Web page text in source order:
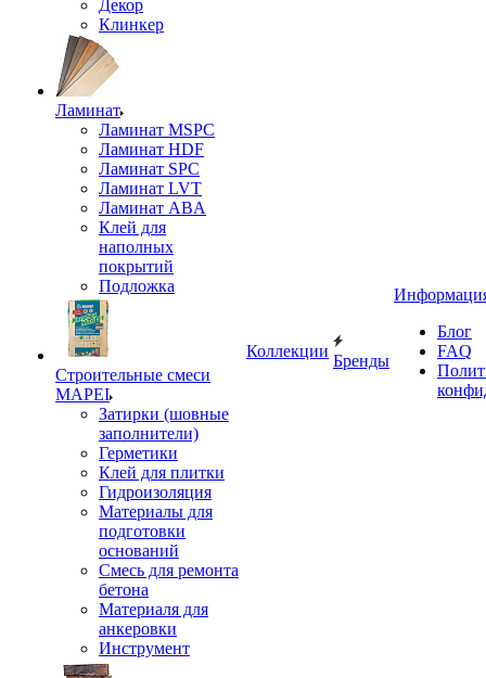
Декор
Клинкер
Ламинат
Ламинат MSPC
Ламинат HDF
Ламинат SPC
Ламинат LVT
Ламинат ABA
Клей для
наполных
покрытий
Подложка
Строительные смеси
MAPEI
Затирки (шовные
заполнители)
Герметики
Клей для плитки
Гидроизоляция
Материалы для
подготовки
оснований
Смесь для ремонта
бетона
Материаля для
анкеровки
Инструмент
Коллекции
Бренды
Блог
FAQ